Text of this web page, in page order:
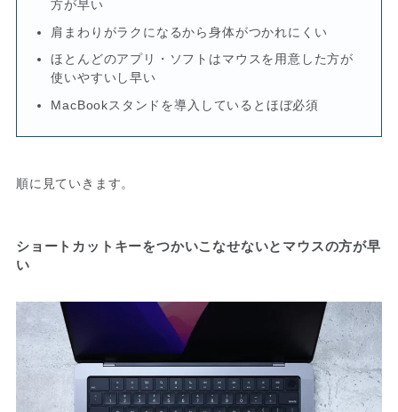
方が早い
肩まわりがラクになるから身体がつかれにくい
ほとんどのアプリ・ソフトはマウスを用意した方が
使いやすいし早い
MacBookスタンドを導入しているとほぼ必須
順に見ていきます。
ショートカットキーをつかいこなせないとマウスの方が早
い